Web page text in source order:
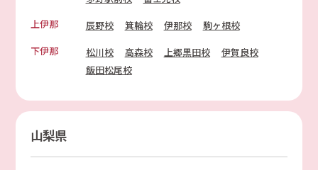
上伊那
辰野校 箕輪校 伊那校
駒ヶ根校
下伊那
松川校 高森校 上郷黒田校
伊賀良校
飯田松尾校
山梨県